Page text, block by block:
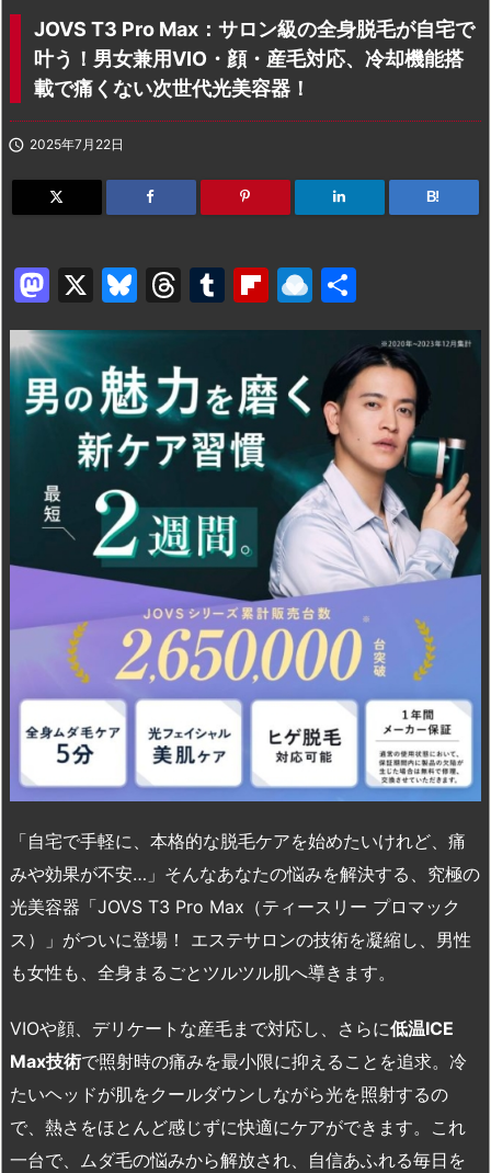
JOVS T3 Pro Max：サロン級の全身脱毛が自宅で
叶う！男女兼用VIO・顔・産毛対応、冷却機能搭
載で痛くない次世代光美容器！
 2025年7月22日
B!
M
a
st
o
d
n
X
Bl
u
s
k
y
T
hr
a
d
s
T
u
bl
r
Fl
ip
o
ar
d
R
ai
dr
o
p.
io
有
「自宅で手軽に、本格的な脱毛ケアを始めたいけれど、痛
みや効果が不安…」そんなあなたの悩みを解決する、究極の
光美容器「JOVS T3 Pro Max（ティースリー プロマック
ス）」がついに登場！ エステサロンの技術を凝縮し、男性
も女性も、全身まるごとツルツル肌へ導きます。
VIOや顔、デリケートな産毛まで対応し、さらに低温ICE
Max技術で照射時の痛みを最小限に抑えることを追求。冷
たいヘッドが肌をクールダウンしながら光を照射するの
で、熱さをほとんど感じずに快適にケアができます。これ
一台で、ムダ毛の悩みから解放され、自信あふれる毎日を